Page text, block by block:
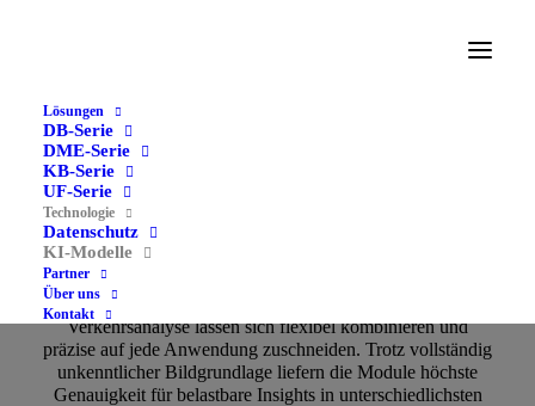
Lösungen
DB-Serie
DME-Serie
KB-Serie
UF-Serie
Technologie
Datenschutz
KI-Modelle
Partner
Über uns
KontaktUnsere Erkennungsalgorithmen für Passanten‑ und
Verkehrsanalyse lassen sich flexibel kombinieren und
präzise auf jede Anwendung zuschneiden. Trotz vollständig
unkenntlicher Bildgrundlage liefern die Module höchste
Genauigkeit für belastbare Insights in unterschiedlichsten